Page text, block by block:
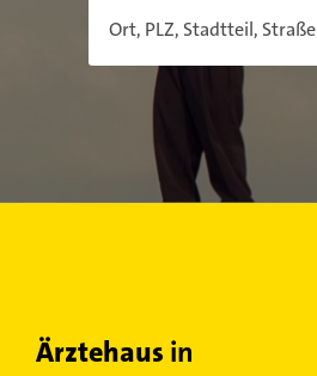
Ort, PLZ, Stadtteil, Straße
Ärztehaus in